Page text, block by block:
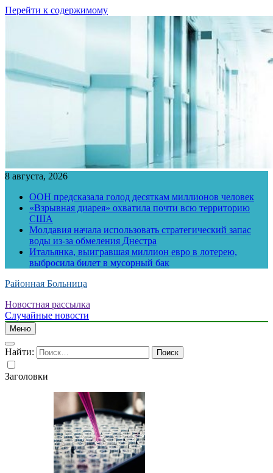
Перейти к содержимому
8 августа, 2026
ООН предсказала голод десяткам миллионов человек
«Взрывная диарея» охватила почти всю территорию
США
Молдавия начала использовать стратегический запас
воды из-за обмеления Днестра
Итальянка, выигравшая миллион евро в лотерею,
выбросила билет в мусорный бак
Районная Больница
Новостная рассылка
Случайные новости
Меню
Найти:
Заголовки